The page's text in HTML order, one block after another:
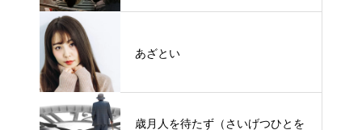
あざとい
歳月人を待たず（さいげつひとを